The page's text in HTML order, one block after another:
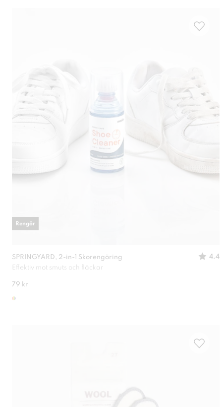
SPRINGYARD, 2-in-1 Skorengöring
4.4
Effektiv mot smuts och fläckar
79 kr
Rengör